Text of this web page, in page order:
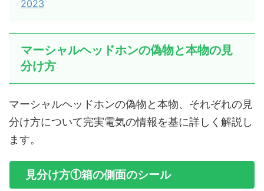
2023
マーシャルヘッドホンの偽物と本物の見
分け方
マーシャルヘッドホンの偽物と本物、それぞれの見
分け方について完実電気の情報を基に詳しく解説し
ます。
見分け方①箱の側面のシール